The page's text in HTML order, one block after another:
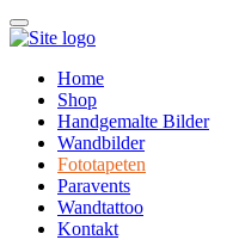
Home
Shop
Handgemalte Bilder
Wandbilder
Fototapeten
Paravents
Wandtattoo
Kontakt